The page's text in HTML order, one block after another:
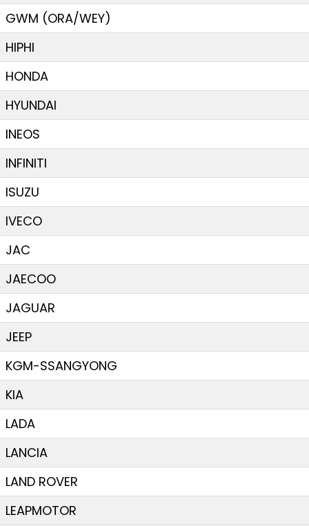
GWM (ORA/WEY)
HIPHI
HONDA
HYUNDAI
INEOS
INFINITI
ISUZU
IVECO
JAC
JAECOO
JAGUAR
JEEP
KGM-SSANGYONG
KIA
LADA
LANCIA
LAND ROVER
LEAPMOTOR